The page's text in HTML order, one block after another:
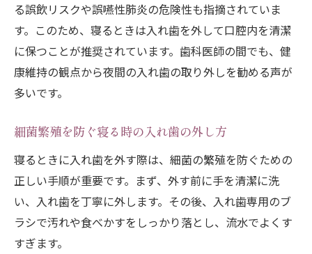
部分入れ歯を寝るときだけ使う場合の注意
点
入れ歯を付けたまま寝る知恵袋の解説
部分入れ歯の夜間装着で起こりやすいトラ
就寝時の部分入れ歯は水につけるべきか
入れ歯を寝る前に洗浄する正しい手順
寝る前の入れ歯ケアで口腔環境を守る方法
総入れ歯・部分入れ歯のケア方法の違い
る誤飲リスクや誤嚥性肺炎の危険性も指摘されていま
す。このため、寝るときは入れ歯を外して口腔内を清潔
に保つことが推奨されています。歯科医師の間でも、健
康維持の観点から夜間の入れ歯の取り外しを勧める声が
多いです。
細菌繁殖を防ぐ寝る時の入れ歯の外し方
寝るときに入れ歯を外す際は、細菌の繁殖を防ぐための
正しい手順が重要です。まず、外す前に手を清潔に洗
い、入れ歯を丁寧に外します。その後、入れ歯専用のブ
ラシで汚れや食べかすをしっかり落とし、流水でよくす
すぎます。